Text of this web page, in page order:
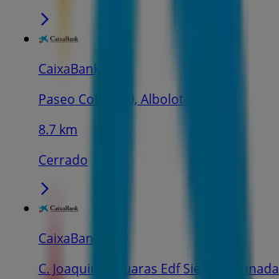
CaixaBank
Paseo Colon, 10, Albolote
8.7 km
Cerrado
CaixaBank
C. Joaquina Eguaras Edf Sier, 5, Granada